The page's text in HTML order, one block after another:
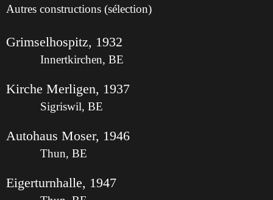
Autres constructions (sélection)
Grimselhospitz, 1932
Innertkirchen, BE
Kirche Merligen, 1937
Sigriswil, BE
Autohaus Moser, 1946
Thun, BE
Eigerturnhalle, 1947